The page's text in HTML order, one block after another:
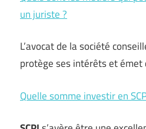
un juriste ?
L’avocat de la société
protège ses intérêts et émet
Quelle somme investir en